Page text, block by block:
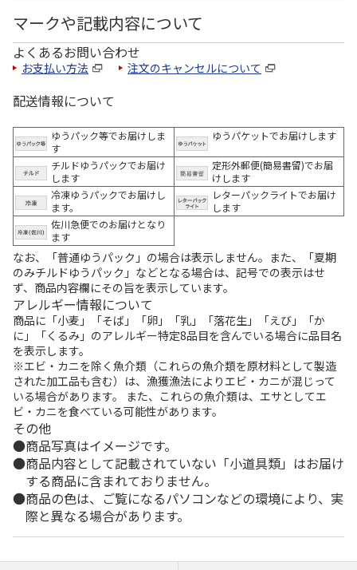
マークや記載内容について
よくあるお問い合わせ
お支払い方法 注文のキャンセルについて
配送情報について
ゆうパック等でお届けしま
す
ゆうパケットでお届けします
チルドゆうパックでお届け
します
定形外郵便(簡易書留)でお届
けします
冷凍ゆうパックでお届けし
ます。
レターパックライトでお届け
します
佐川急便でのお届けとなり
ます
なお、「普通ゆうパック」の場合は表示しません。また、「夏期
のみチルドゆうパック」などとなる場合は、記号での表示はせ
ず、商品内容欄にその旨を表示しています。
アレルギー情報について
商品に「小麦」「そば」「卵」「乳」「落花生」「えび」「か
に」「くるみ」のアレルギー特定8品目を含んでいる場合に品目名
を表示します。
※エビ・カニを除く魚介類（これらの魚介類を原材料として製造
された加工品も含む）は、漁獲漁法によりエビ・カニが混じって
いる場合があります。 また、これらの魚介類は、エサとしてエ
ビ・カニを食べている可能性があります。
その他
商品写真はイメージです。
商品内容として記載されていない「小道具類」はお届け
する商品に含まれておりません。
商品の色は、ご覧になるパソコンなどの環境により、実
際と異なる場合があります。